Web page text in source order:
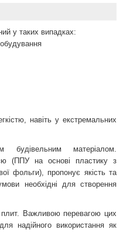
у таких випадках:
навіть у екстремальних
будівельним матеріалом.
(ППУ на основі пластику з
фольги), пропонує якість та
необхідні для створення
Важливою перевагою цих
надійного використання як